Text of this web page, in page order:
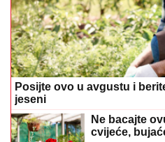
Ne bacajte
cvijeće,
Roditelji,
bezazlene